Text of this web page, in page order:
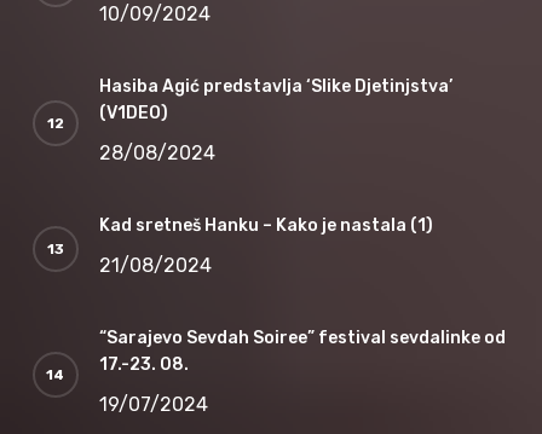
10/09/2024
Hasiba Agić predstavlja ‘Slike Djetinjstva’
(V1DEO)
28/08/2024
Kad sretneš Hanku – Kako je nastala (1)
21/08/2024
“Sarajevo Sevdah Soiree” festival sevdalinke od
17.-23. 08.
19/07/2024